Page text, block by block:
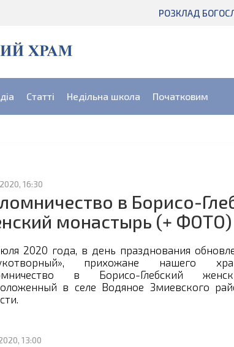
РОЗКЛАД
Статті Недільна школа Початковим
16:30
в Борисо-
монастырь (+ ФОТО)
2020 года, в день празднования
прихожане нашего
в Борисо-Глебский
в селе Водяное Змиевского
13:00